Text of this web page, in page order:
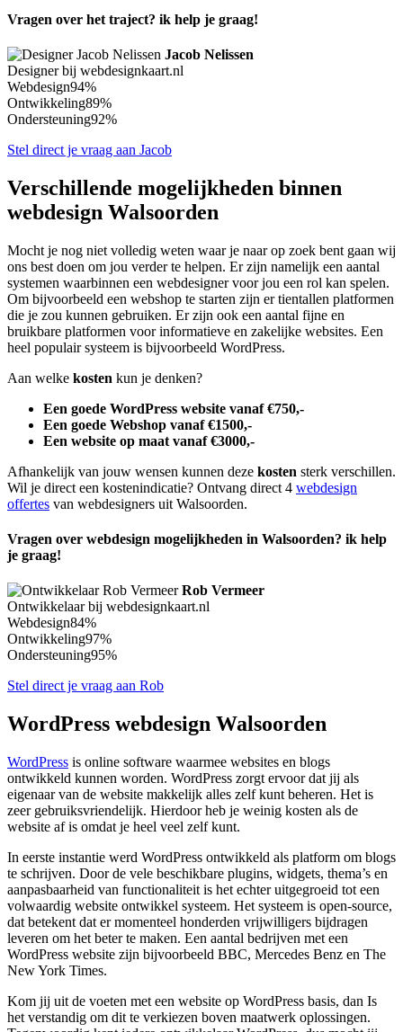
Vragen over het traject? ik help je graag!
Jacob Nelissen
Designer bij webdesignkaart.nl
Webdesign94%
Ontwikkeling89%
Ondersteuning92%
Stel direct je vraag aan Jacob
Verschillende mogelijkheden binnen
webdesign Walsoorden
Mocht je nog niet volledig weten waar je naar op zoek bent gaan wij
ons best doen om jou verder te helpen. Er zijn namelijk een aantal
systemen waarbinnen een webdesigner voor jou een rol kan spelen.
Om bijvoorbeeld een webshop te starten zijn er tientallen platformen
die je zou kunnen gebruiken. Er zijn ook een aantal fijne en
bruikbare platformen voor informatieve en zakelijke websites. Een
heel populair systeem is bijvoorbeeld WordPress.
Aan welke kosten kun je denken?
Een goede WordPress website vanaf €750,-
Een goede Webshop vanaf €1500,-
Een website op maat vanaf €3000,-
Afhankelijk van jouw wensen kunnen deze kosten sterk verschillen.
Wil je direct een kostenindicatie? Ontvang direct 4 webdesign
offertes van webdesigners uit Walsoorden.
Vragen over webdesign mogelijkheden in Walsoorden? ik help
je graag!
Rob Vermeer
Ontwikkelaar bij webdesignkaart.nl
Webdesign84%
Ontwikkeling97%
Ondersteuning95%
Stel direct je vraag aan Rob
WordPress webdesign Walsoorden
WordPress is online software waarmee websites en blogs
ontwikkeld kunnen worden. WordPress zorgt ervoor dat jij als
eigenaar van de website makkelijk alles zelf kunt beheren. Het is
zeer gebruiksvriendelijk. Hierdoor heb je weinig kosten als de
website af is omdat je heel veel zelf kunt.
In eerste instantie werd WordPress ontwikkeld als platform om blogs
te schrijven. Door de vele beschikbare plugins, widgets, thema’s en
aanpasbaarheid van functionaliteit is het echter uitgegroeid tot een
volwaardig website ontwikkel systeem. Het systeem is open-source,
dat betekent dat er momenteel honderden vrijwilligers bijdragen
leveren om het beter te maken. Een aantal bedrijven met een
WordPress website zijn bijvoorbeeld BBC, Mercedes Benz en The
New York Times.
Kom jij uit de voeten met een website op WordPress basis, dan Is
het verstandig om dit te verkiezen boven maatwerk oplossingen.